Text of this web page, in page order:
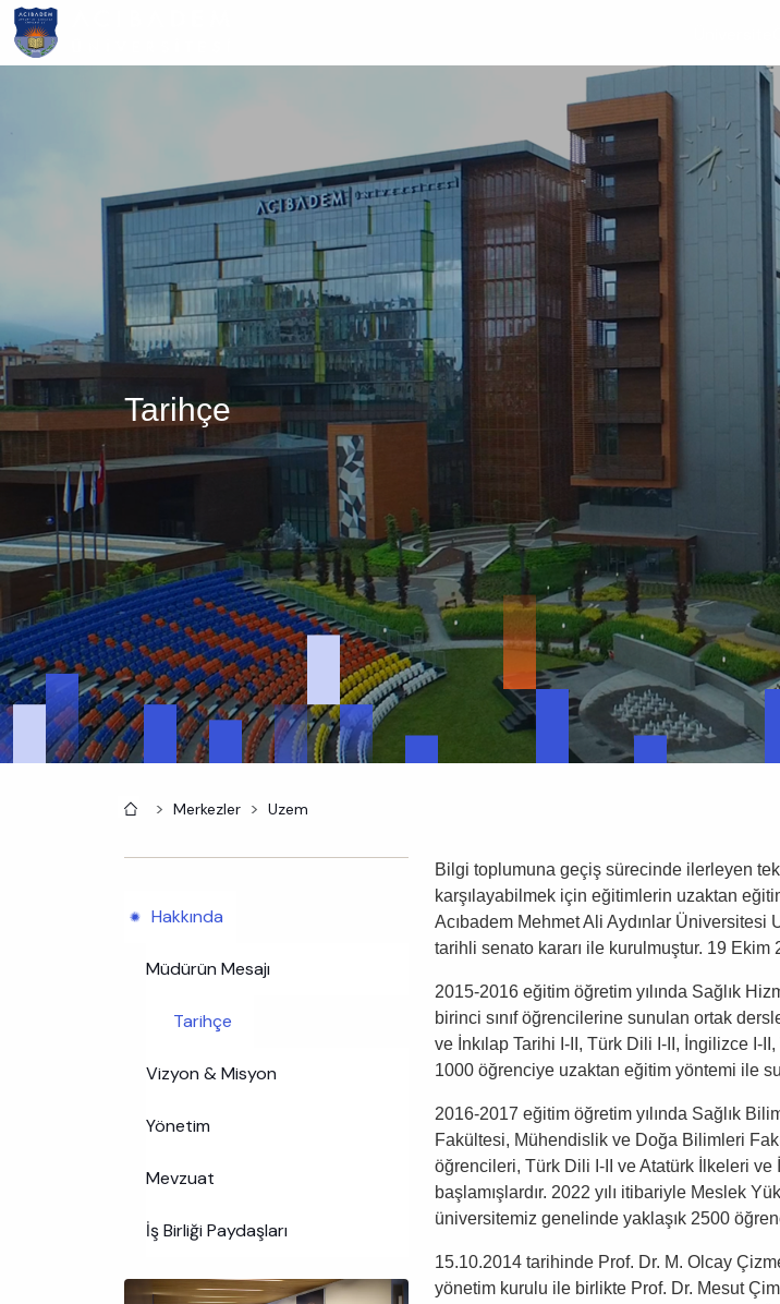
Ana
içeriğe
atla
Tarihçe
AnasayfaMerkezler Uzem
Hakkında
Müdürün Mesajı
Tarihçe
Vizyon & Misyon
Yönetim
Mevzuat
İş Birliği Paydaşları
Bilgi toplumuna geçiş sürecinde ilerleyen
karşılayabilmek için eğitimlerin uzaktan
Acıbadem Mehmet Ali Aydınlar Üniversitesi
tarihli senato kararı ile kurulmuştur. 19 Ekim
2015-2016 eğitim öğretim yılında Sağlık
birinci sınıf öğrencilerine sunulan ortak
ve İnkılap Tarihi I-II, Türk Dili I-II, İngilizce I-
1000 öğrenciye uzaktan eğitim yöntemi ile
2016-2017 eğitim öğretim yılında Sağlık
Fakültesi, Mühendislik ve Doğa Bilimleri
öğrencileri, Türk Dili I-II ve Atatürk İlkeleri
başlamışlardır. 2022 yılı itibariyle Meslek
üniversitemiz genelinde yaklaşık 2500
15.10.2014 tarihinde Prof. Dr. M. Olcay
yönetim kurulu ile birlikte Prof. Dr. Mesut